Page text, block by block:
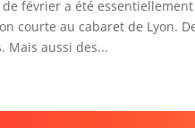
de février a été
courte au cabaret de Lyon.
Mais aussi des...